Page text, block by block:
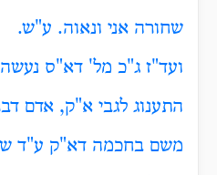
שחורה אני ונאוה. ע"ש.
ועד"ז ג"כ מל' דא"ס
התענוג לגבי א"ק, אדם
משם בחכמה דא"ק ע"ד